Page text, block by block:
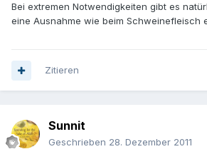
Bei extremen Notwendigkeiten gibt es
eine Ausnahme wie beim Schweinefleisch
Zitieren
Sunnit
Geschrieben 28. Dezember 2011